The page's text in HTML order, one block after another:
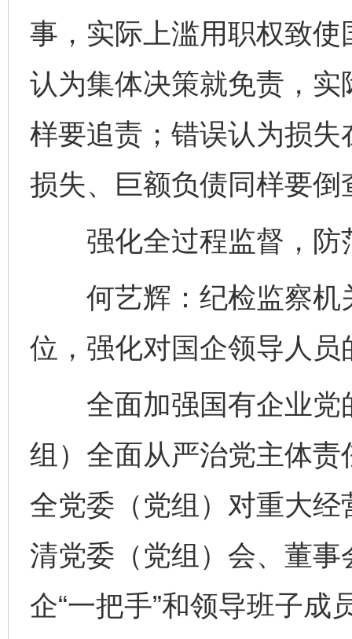
事，实际上滥用职权致
认为集体决策就免责，
样要追责；错误认为损
损失、巨额负债同样要倒
强化全过程监督，防
何艺辉：纪检监察机
位，强化对国企领导人员
全面加强国有企业党
组）全面从严治党主体
全党委（党组）对重大
清党委（党组）会、董
企“一把手”和领导班子